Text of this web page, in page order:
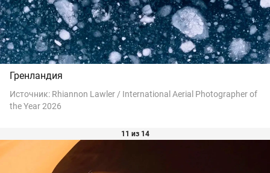
Гренландия
Источник: Rhiannon Lawler / International Aerial Photographer of
the Year 2026
11 из 14